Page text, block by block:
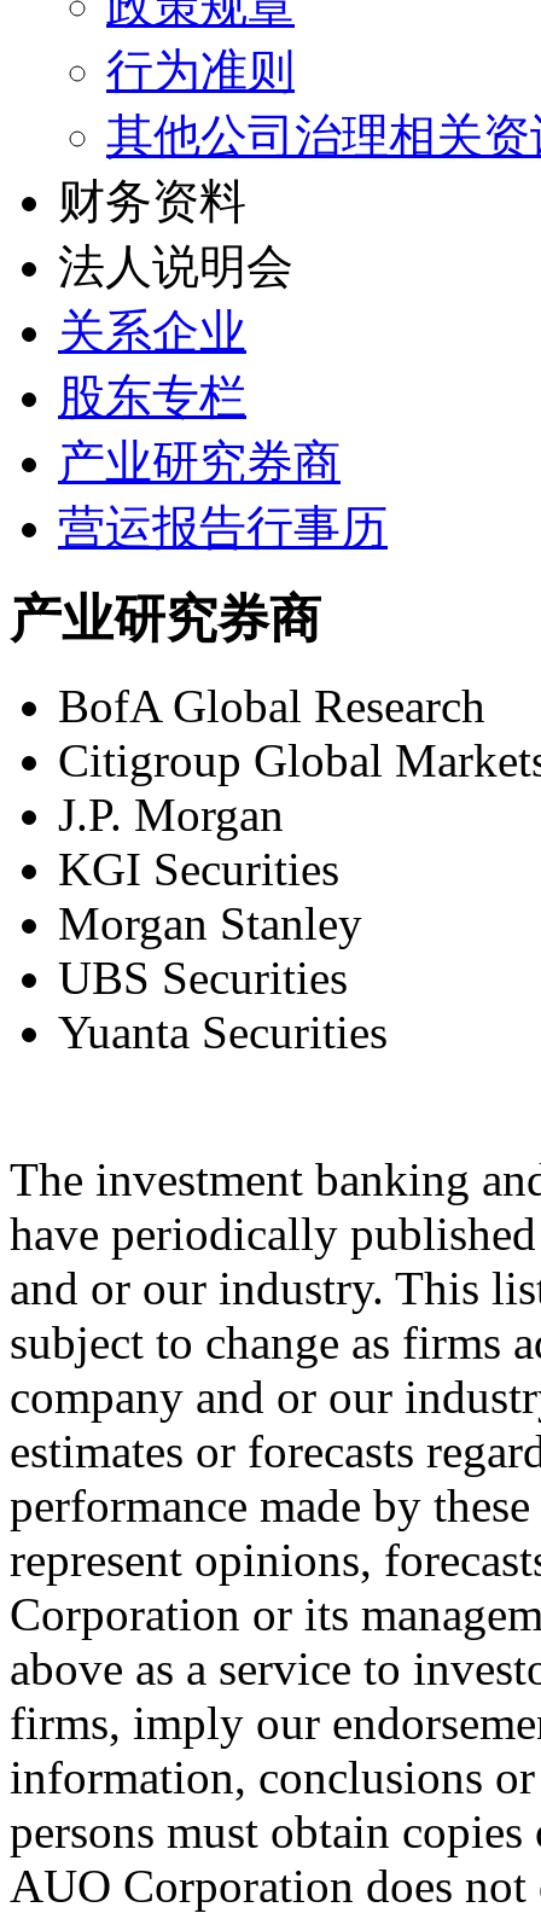
行为准则
其他公司治理相关资
财务资料
法人说明会
关系企业
股东专栏
产业研究券商
营运报告行事历
产业研究券商
BofA Global Research
Citigroup Global
J.P. Morgan
KGI Securities
Morgan Stanley
UBS Securities
Yuanta Securities
The investment banking
have periodically
and or our industry. This
subject to change as firms
company and or our
estimates or forecasts
performance made by
represent opinions,
Corporation or its
above as a service to
firms, imply our
information, conclusions
persons must obtain
AUO Corporation does